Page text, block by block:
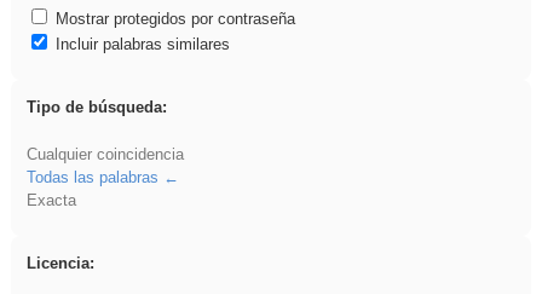
Mostrar protegidos por contraseña
Incluir palabras similares
Tipo de búsqueda:
Cualquier coincidencia
Todas las palabras
Exacta
Licencia: